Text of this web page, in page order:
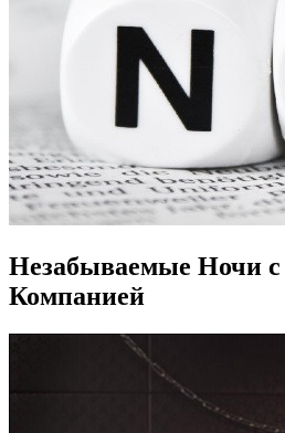
Незабываемые Ночи
Компанией